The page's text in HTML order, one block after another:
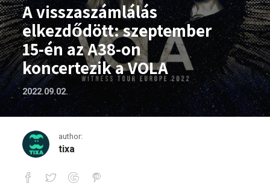
A visszaszámlálás
elkezdődött: szeptember
15-én az A38-on
koncertezik a VOLA
2022.09.02.
author:
tixa